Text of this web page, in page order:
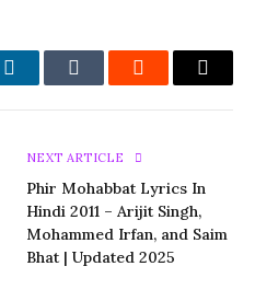
LinkedInTumblr Reddit Email
NEXT ARTICLE
Phir Mohabbat Lyrics In
Hindi 2011 – Arijit Singh,
Mohammed Irfan, and Saim
Bhat | Updated 2025